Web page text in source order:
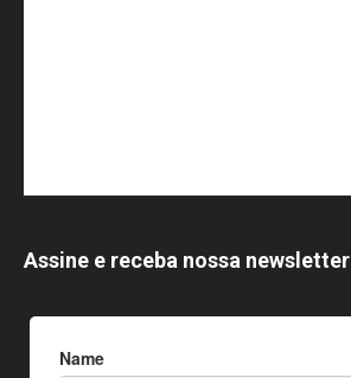
Assine e receba nossa newsletter